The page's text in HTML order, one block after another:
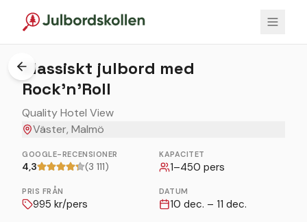
1/
Klassiskt julbord med
Rock’n’Roll
Quality Hotel View
Väster, Malmö
GOOGLE-RECENSIONER
4,3 (3 111)
KAPACITET
1–450 pers
PRIS FRÅN
995 kr/pers
DATUM
10 dec. – 11 dec.